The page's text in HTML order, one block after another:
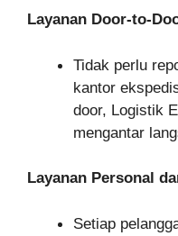
Layanan Door-to-
Tidak perlu
kantor
door, Logistik
mengantar
Layanan Personal
Setiap